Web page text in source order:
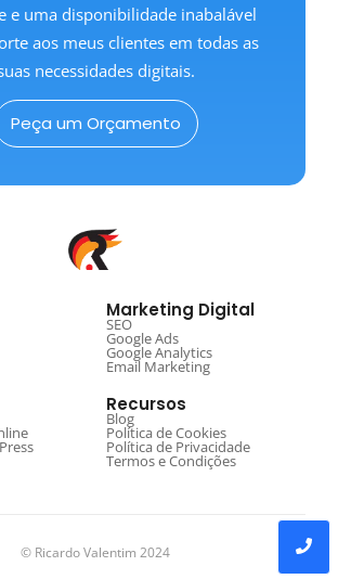
e uma disponibilidade inabalável
aos meus clientes em todas as
necessidades digitais.
Peça um Orçamento
Marketing Digital
SEO
Google Ads
Google Analytics
Email Marketing
Recursos
Blog
Política de Cookies
Política de Privacidade
Termos e Condições
© Ricardo Valentim 2024